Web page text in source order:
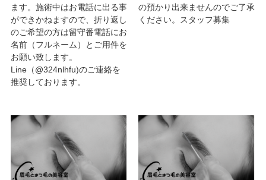
ます。施術中はお電話に出る事
ができかねますので、折り返し
のご希望の方は留守番電話にお
名前（フルネーム）とご用件を
お願い致します。
Line（@324nlhfu)のご連絡を
推奨しております。
の預かり出来ませんのでご了承
ください。スタッフ募集